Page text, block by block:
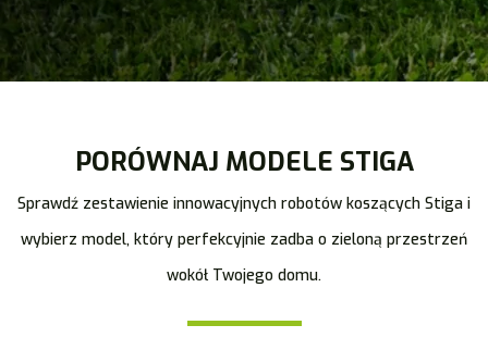
PORÓWNAJ MODELE STIGA
Sprawdź zestawienie innowacyjnych robotów koszących Stiga i
wybierz model, który perfekcyjnie zadba o zieloną przestrzeń
wokół Twojego domu.